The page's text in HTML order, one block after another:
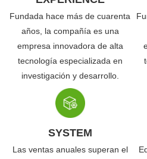
Fundada hace más de cuarenta
años, la compañía es una
empresa innovadora de alta
tecnología especializada en
investigación y desarrollo.
SYSTEM
Las ventas anuales superan el